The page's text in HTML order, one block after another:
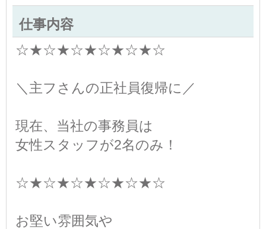
仕事内容
☆★☆★☆★☆★☆★☆
＼主フさんの正社員復帰に／
現在、当社の事務員は
女性スタッフが2名のみ！
☆★☆★☆★☆★☆★☆
お堅い雰囲気や